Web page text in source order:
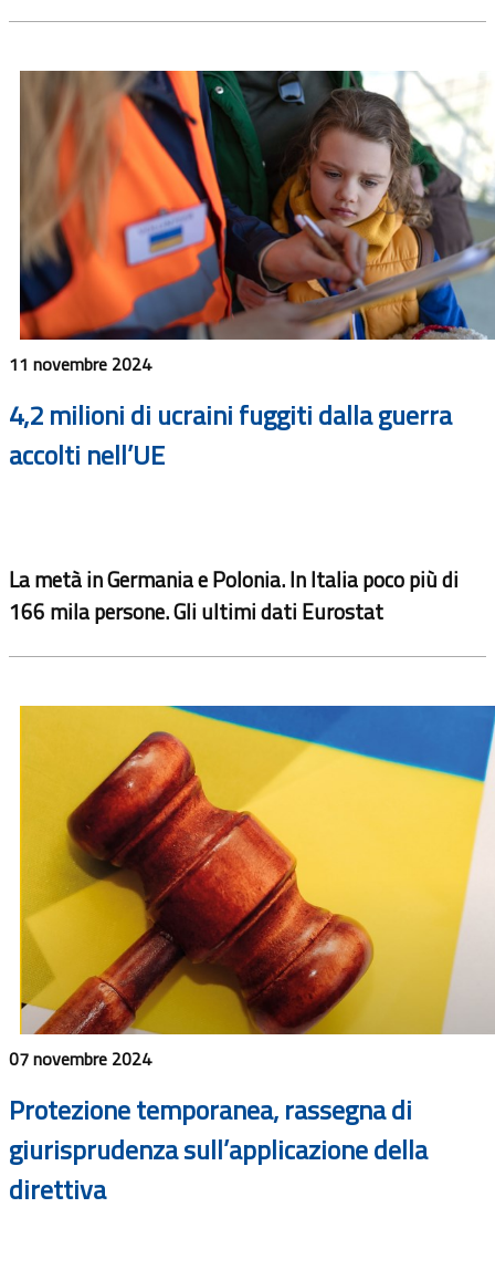
11 novembre 2024
4,2 milioni di ucraini fuggiti dalla guerra
accolti nell’UE
La metà in Germania e Polonia. In Italia poco più di
166 mila persone. Gli ultimi dati Eurostat
07 novembre 2024
Protezione temporanea, rassegna di
giurisprudenza sull’applicazione della
direttiva